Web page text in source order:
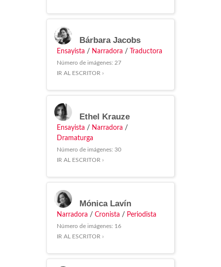
Bárbara Jacobs
Ensayista / Narradora / Traductora
Número de imágenes: 27
IR AL ESCRITOR ›
Ethel Krauze
Ensayista / Narradora /
Dramaturga
Número de imágenes: 30
IR AL ESCRITOR ›
Mónica Lavín
Narradora / Cronista / Periodista
Número de imágenes: 16
IR AL ESCRITOR ›